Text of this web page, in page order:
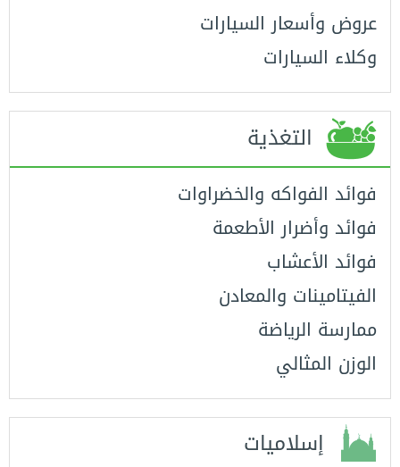
عروض وأسعار السيارات
وكلاء السيارات
التغذية
فوائد الفواكه والخضراوات
فوائد وأضرار الأطعمة
فوائد الأعشاب
الفيتامينات والمعادن
ممارسة الرياضة
الوزن المثالي
إسلاميات